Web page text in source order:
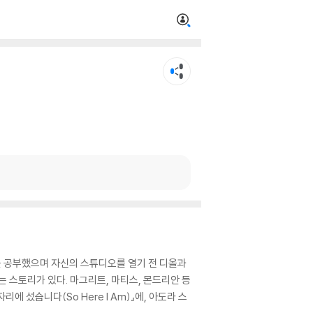
부했으며 자신의 스튜디오를 열기 전 디올과
스토리가 있다. 마그리트, 마티스, 몬드리안 등
리에 섰습니다(So Here I Am)』에, 아도라 스